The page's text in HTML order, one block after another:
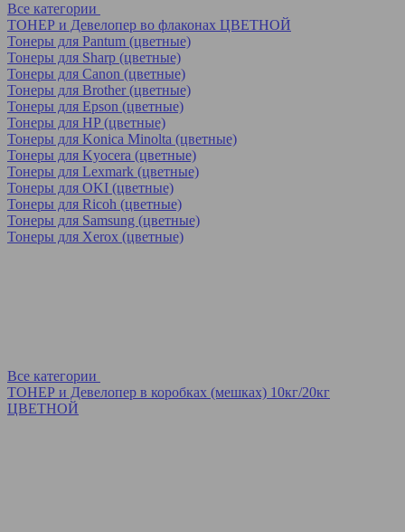
Все категории
ТОНЕР и Девелопер во флаконах ЦВЕТНОЙ
Тонеры для Pantum (цветные)
Тонеры для Sharp (цветные)
Тонеры для Canon (цветные)
Тонеры для Brother (цветные)
Тонеры для Epson (цветные)
Тонеры для HP (цветные)
Тонеры для Konica Minolta (цветные)
Тонеры для Kyocera (цветные)
Тонеры для Lexmark (цветные)
Тонеры для OKI (цветные)
Тонеры для Ricoh (цветные)
Тонеры для Samsung (цветные)
Тонеры для Xerox (цветные)
Все категории
ТОНЕР и Девелопер в коробках (мешках) 10кг/20кг
ЦВЕТНОЙ